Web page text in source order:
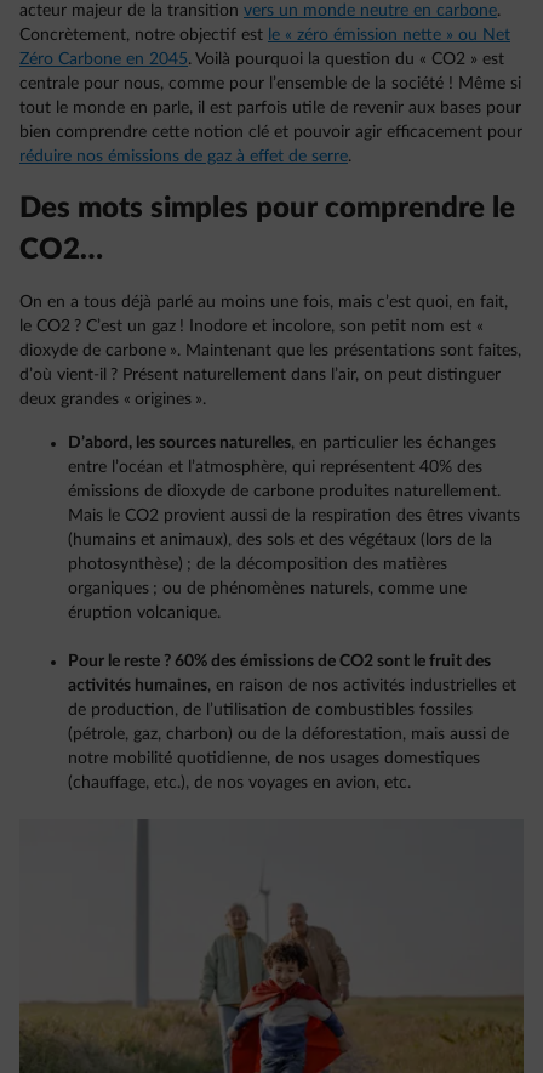
acteur majeur de la transition vers un monde neutre en carbone.
Concrètement, notre objectif est le « zéro émission nette » ou Net
Zéro Carbone en 2045. Voilà pourquoi la question du « CO2 » est
centrale pour nous, comme pour l’ensemble de la société ! Même si
tout le monde en parle, il est parfois utile de revenir aux bases pour
bien comprendre cette notion clé et pouvoir agir efficacement pour
réduire nos émissions de gaz à effet de serre.
Des mots simples pour comprendre le
CO2…
On en a tous déjà parlé au moins une fois, mais c’est quoi, en fait,
le CO2 ? C’est un gaz ! Inodore et incolore, son petit nom est «
dioxyde de carbone ». Maintenant que les présentations sont faites,
d’où vient-il ? Présent naturellement dans l’air, on peut distinguer
deux grandes « origines ».
D’abord, les sources naturelles, en particulier les échanges
entre l’océan et l’atmosphère, qui représentent 40% des
émissions de dioxyde de carbone produites naturellement.
Mais le CO2 provient aussi de la respiration des êtres vivants
(humains et animaux), des sols et des végétaux (lors de la
photosynthèse) ; de la décomposition des matières
organiques ; ou de phénomènes naturels, comme une
éruption volcanique.
Pour le reste ? 60% des émissions de CO2 sont le fruit des
activités humaines, en raison de nos activités industrielles et
de production, de l’utilisation de combustibles fossiles
(pétrole, gaz, charbon) ou de la déforestation, mais aussi de
notre mobilité quotidienne, de nos usages domestiques
(chauffage, etc.), de nos voyages en avion, etc.